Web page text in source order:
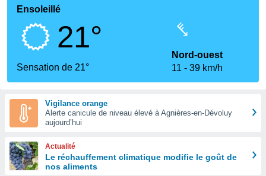
Ensoleillé
21°
Sensation de 21°
Nord-ouest
11
39 km/h
Vigilance orange
Alerte canicule de niveau élevé à Agnières-en-Dévoluy
aujourd’hui
Actualité
Le réchauffement climatique modifie le goût de
nos aliments